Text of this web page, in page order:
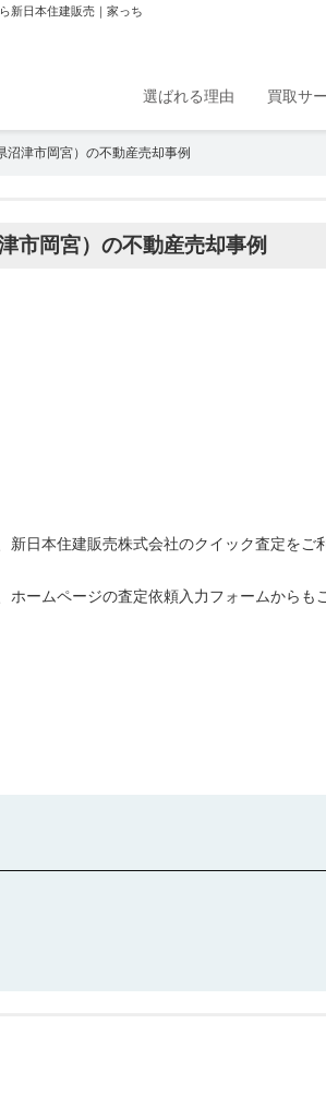
新日本住建販売｜家っち
選ばれる理由 買取サ
沼津市岡宮）の不動産売却事例
市岡宮）の不動産売却事例
日本住建販売株式会社のクイック査定を
ームページの査定依頼入力フォームからも